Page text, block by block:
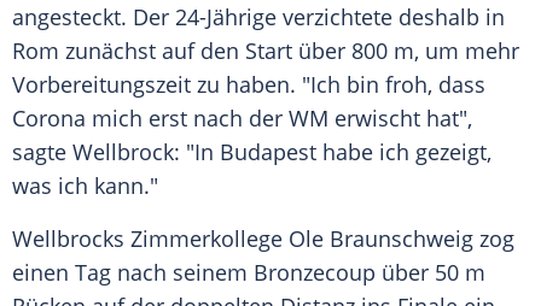
angesteckt. Der 24-Jährige verzichtete deshalb in
Rom zunächst auf den Start über 800 m, um mehr
Vorbereitungszeit zu haben. "Ich bin froh, dass
Corona mich erst nach der WM erwischt hat",
sagte Wellbrock: "In Budapest habe ich gezeigt,
was ich kann."
Wellbrocks Zimmerkollege Ole Braunschweig zog
einen Tag nach seinem Bronzecoup über 50 m